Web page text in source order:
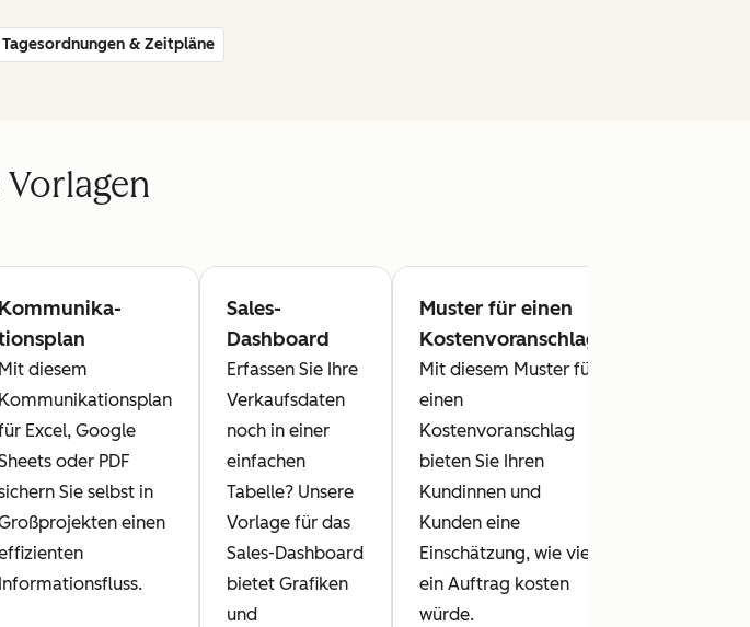
Tagesordnungen & Zeitpläne
Kommunika­
Mit diesem
Kommunikationsplan
Excel, Google
oder PDF
Sie selbst in
einen
Informationsfluss.
Sales-
Dashboard
Erfassen Sie Ihre
Verkaufsdaten
noch in einer
einfachen
Tabelle? Unsere
Vorlage für das
Sales-Dashboard
bietet Grafiken
und
Muster für einen
Kostenvoranschlag
Mit diesem Muster für
einen
Kostenvoranschlag
bieten Sie Ihren
Kundinnen und
Kunden eine
Einschätzung, wie viel
ein Auftrag kosten
würde.